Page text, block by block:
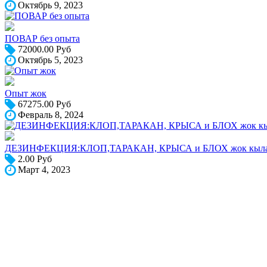
Октябрь 9, 2023
ПОВАР без опыта
72000.00 Руб
Октябрь 5, 2023
Опыт жок
67275.00 Руб
Февраль 8, 2024
ДЕЗИНФЕКЦИЯ:КЛОП,ТАРАКАН, КРЫСА и БЛОХ жок
2.00 Руб
Март 4, 2023